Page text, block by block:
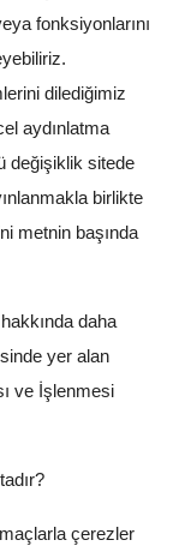
fonksiyonlarını
dilediğimiz
aydınlatma
değişiklik sitede
birlikte
metnin başında
daha
yer alan
ve İşlenmesi
çerezler